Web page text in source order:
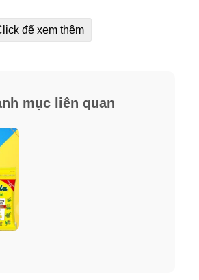
để xem thêm
mục liên quan